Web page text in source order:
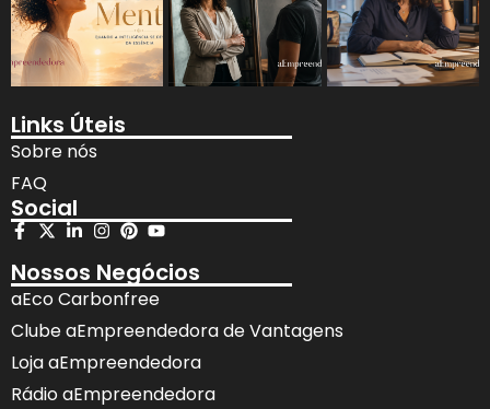
Links Úteis
Sobre nós
FAQ
Social
Nossos Negócios
aEco Carbonfree
Clube aEmpreendedora de Vantagens
Loja aEmpreendedora
Rádio aEmpreendedora